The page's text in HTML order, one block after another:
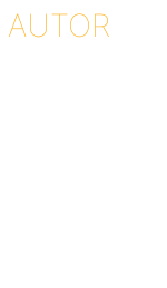
AUTOR